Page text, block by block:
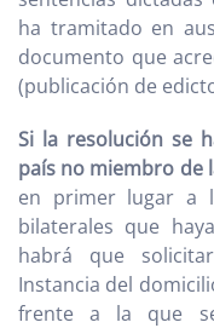
ha tramitado en
documento que
(publicación de
Si la resolución se
país no miembro de
en primer lugar a
bilaterales que
habrá que
Instancia del
frente a la que